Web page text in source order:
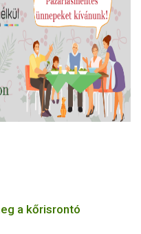
a kőrisrontó